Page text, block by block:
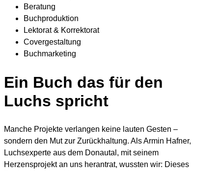
Beratung
Buchproduktion
Lektorat & Korrektorat
Covergestaltung
Buchmarketing
Ein Buch das für den
Luchs spricht
Manche Projekte verlangen keine lauten Gesten –
sondern den Mut zur Zurückhaltung. Als Armin Hafner,
Luchsexperte aus dem Donautal, mit seinem
Herzensprojekt an uns herantrat, wussten wir: Dieses